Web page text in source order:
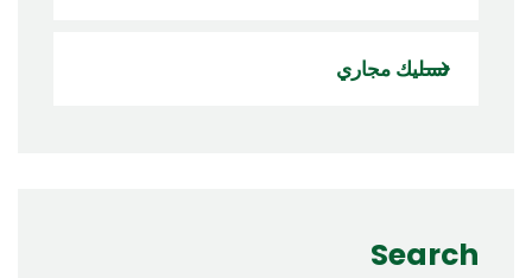
تسليك مجاري
Search